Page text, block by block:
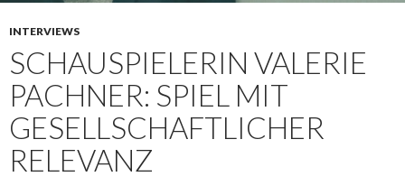
INTERVIEWS
SCHAUSPIELERIN VALERIE
PACHNER: SPIEL MIT
GESELLSCHAFTLICHER
RELEVANZ